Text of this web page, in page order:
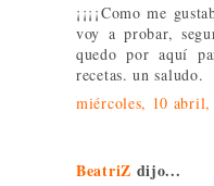
¡¡¡¡Como me
voy a probar,
quedo por aquí
recetas. un saludo.
miércoles, 10 abril,
BeatriZ dijo...